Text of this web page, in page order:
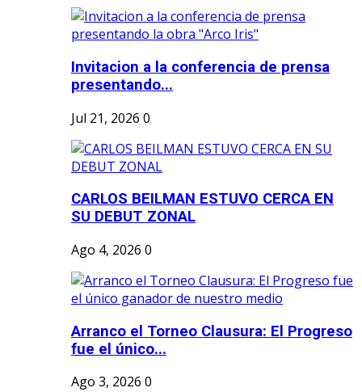
Invitacion a la conferencia de prensa
presentando...
Jul 21, 2026 0
CARLOS BEILMAN ESTUVO CERCA EN
SU DEBUT ZONAL
Ago 4, 2026 0
Arranco el Torneo Clausura: El Progreso
fue el único...
Ago 3, 2026 0